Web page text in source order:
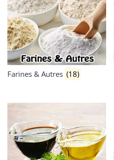
Farines & Autres (18)